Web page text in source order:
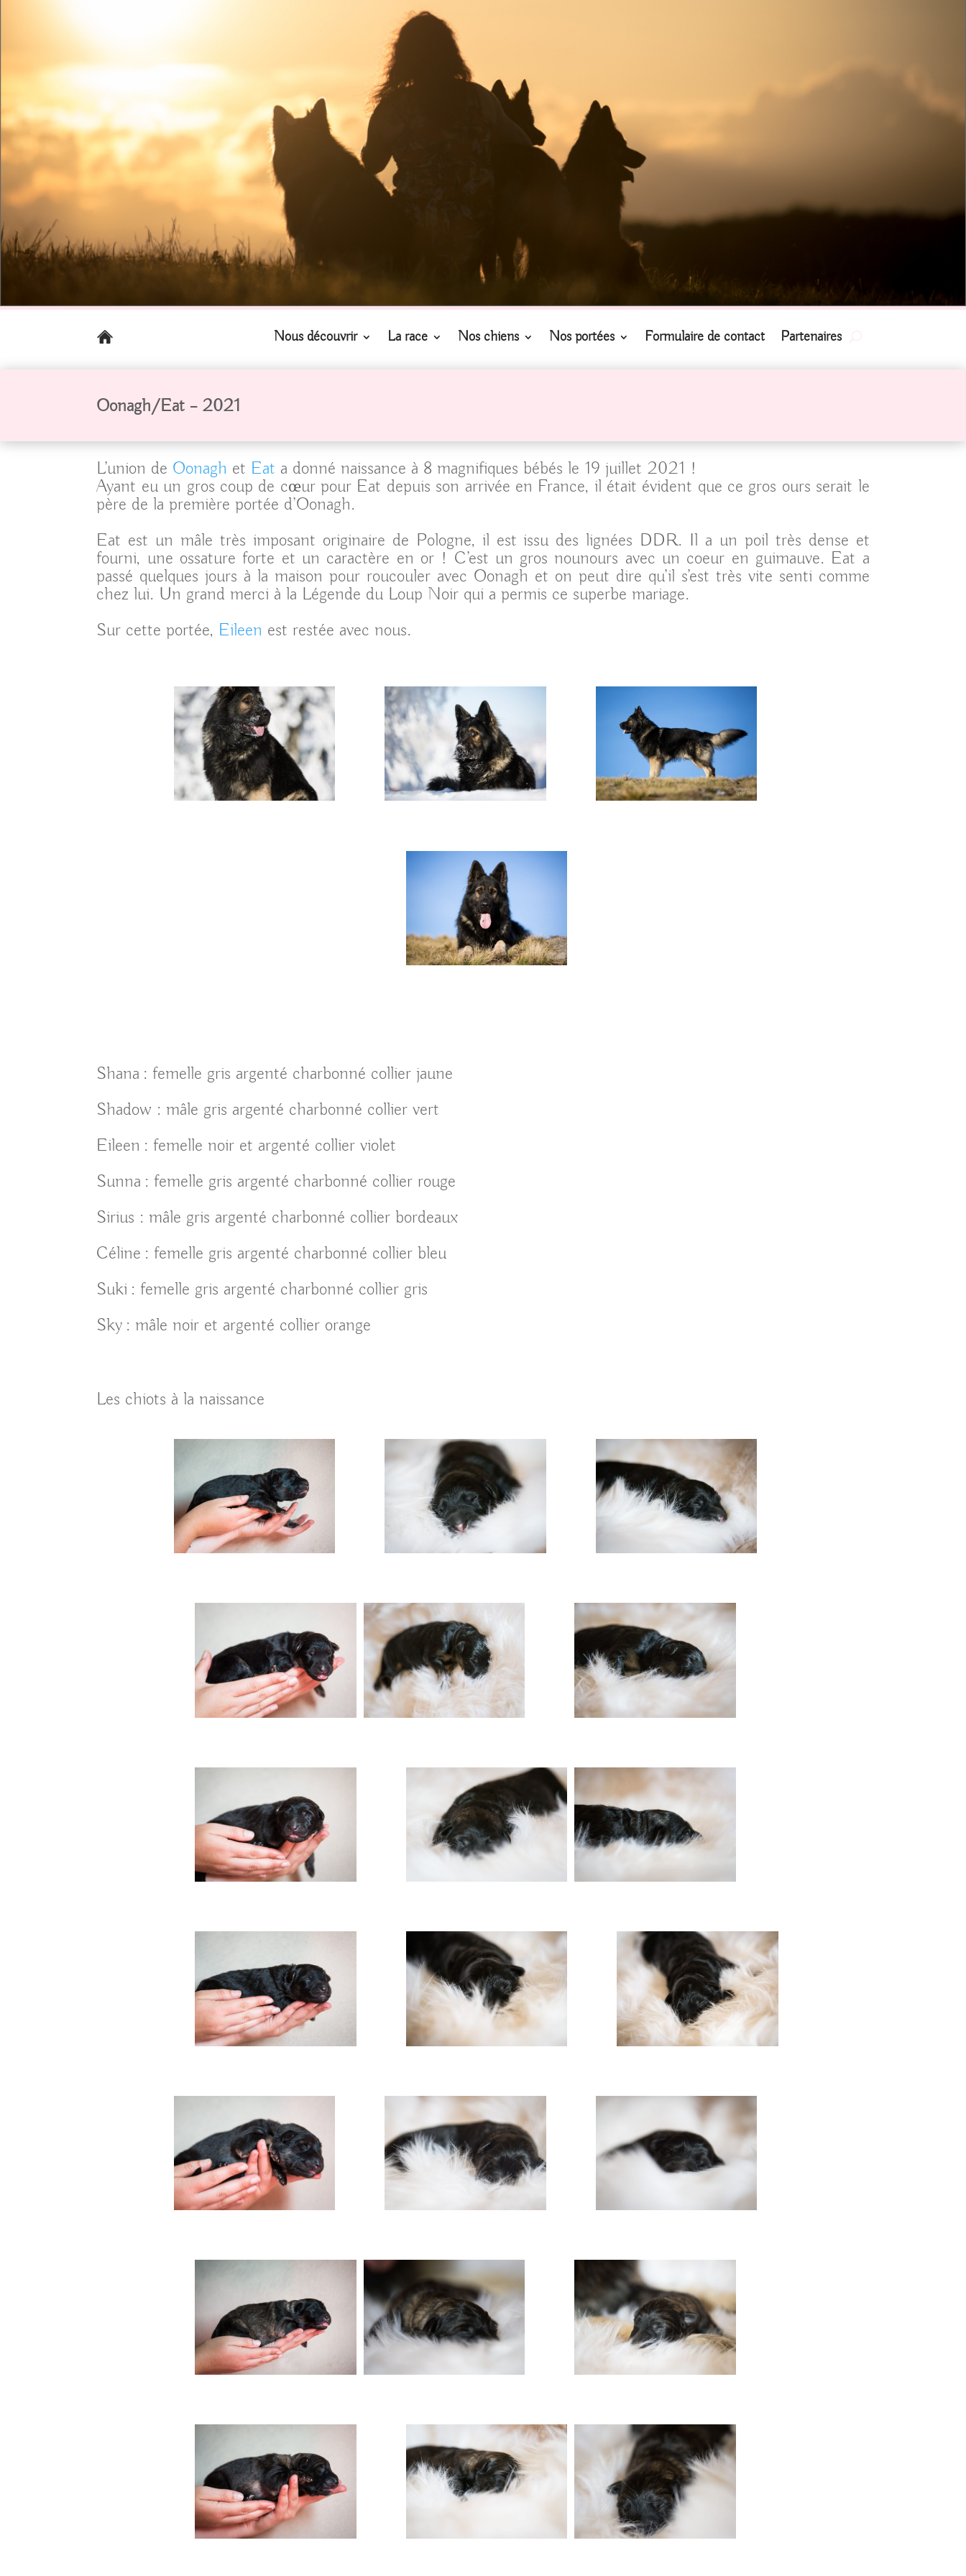
Nous découvrir La race Nos chiens Nos portées Formulaire de contact Partenaires
Oonagh/Eat – 2021
L’union de Oonagh et Eat a donné naissance à 8 magnifiques bébés le 19 juillet 2021 !
Ayant eu un gros coup de cœur pour Eat depuis son arrivée en France, il était évident que ce gros ours serait le
père de la première portée d’Oonagh.
Eat est un mâle très imposant originaire de Pologne, il est issu des lignées DDR. Il a un poil très dense et
fourni, une ossature forte et un caractère en or ! C’est un gros nounours avec un coeur en guimauve. Eat a
passé quelques jours à la maison pour roucouler avec Oonagh et on peut dire qu’il s’est très vite senti comme
chez lui. Un grand merci à la Légende du Loup Noir qui a permis ce superbe mariage.
Sur cette portée, Eileen est restée avec nous.
Shana : femelle gris argenté charbonné collier jaune
Shadow : mâle gris argenté charbonné collier vert
Eileen : femelle noir et argenté collier violet
Sunna : femelle gris argenté charbonné collier rouge
Sirius : mâle gris argenté charbonné collier bordeaux
Céline : femelle gris argenté charbonné collier bleu
Suki : femelle gris argenté charbonné collier gris
Sky : mâle noir et argenté collier orange
Les chiots à la naissance